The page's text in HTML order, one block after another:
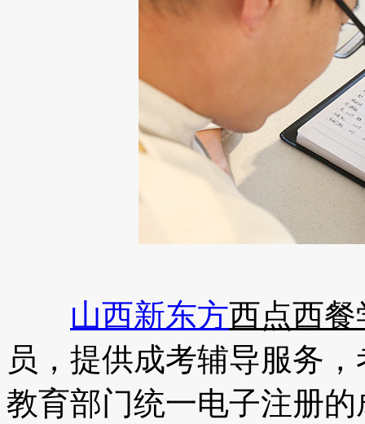
山西新东方西点西餐
员，提供成考辅导服务
教育部门统一电子注册